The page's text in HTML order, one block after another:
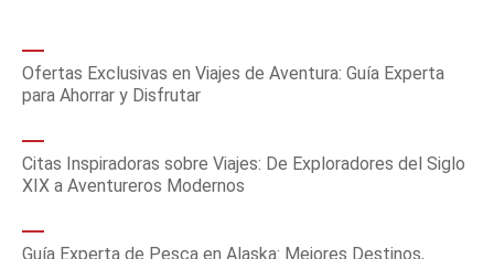
Ofertas Exclusivas en Viajes de Aventura: Guía Experta
para Ahorrar y Disfrutar
Citas Inspiradoras sobre Viajes: De Exploradores del Siglo
XIX a Aventureros Modernos
Guía Experta de Pesca en Alaska: Mejores Destinos,